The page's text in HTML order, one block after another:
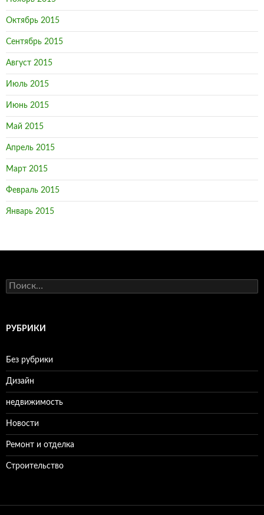
Октябрь 2015
Сентябрь 2015
Август 2015
Июль 2015
Июнь 2015
Май 2015
Апрель 2015
Март 2015
Февраль 2015
Январь 2015
Н
а
иРУБРИКИ
Без рубрики
Дизайн
недвижимость
Новости
Ремонт и отделка
Строительство